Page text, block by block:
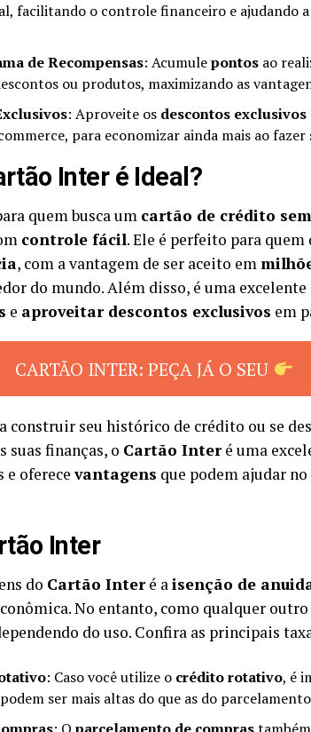
facilitando o controle financeiro e ajudando
de Recompensas: Acumulepontos ao
ou produtos, maximizando as
: Aproveite os descontos exclusivos
para economizar ainda mais ao fazer
Inter é Ideal?
quem busca um cartão de crédito
controle fácil. Ele é perfeito para quem
, com a vantagem de ser aceito em
do mundo. Além disso, é uma
e aproveitar descontos exclusivos em
CARTÃO INTER: PEÇA JÁ O SEU
construir seu histórico de crédito ou se
suas finanças, o Cartão Interé uma
e oferecevantagens que podem ajudar
Inter
do Cartão Interé aisenção de
No entanto, como qualquer
do uso. Confira as principais
: Caso você utilize o crédito rotativo, é
ser mais altas do que as do